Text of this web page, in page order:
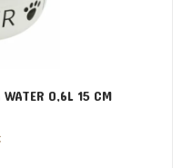
0,6L 15 CM